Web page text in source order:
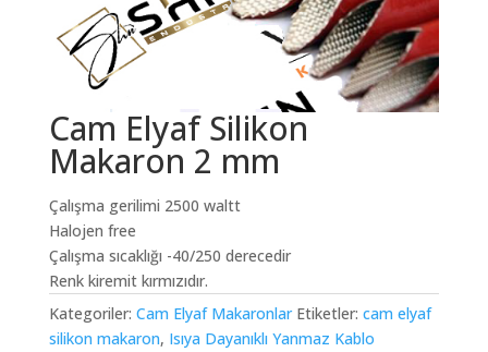
Cam Elyaf Silikon
Makaron 2 mm
Çalışma gerilimi 2500 waltt
Halojen free
Çalışma sıcaklığı -40/250 derecedir
Renk kiremit kırmızıdır.
Kategoriler: Cam Elyaf Makaronlar Etiketler: cam elyaf
silikon makaron, Isıya Dayanıklı Yanmaz Kablo